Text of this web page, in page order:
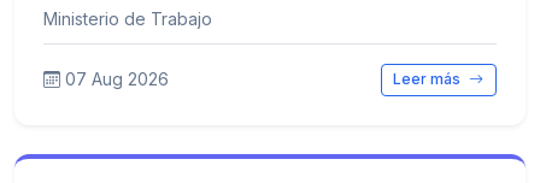
Ministerio de Trabajo
07 Aug 2026 Leer más